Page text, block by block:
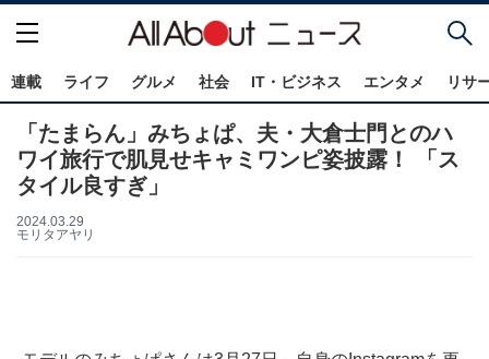
連載 ライフ グルメ 社会 IT・ビジネス エンタメ リサ
「たまらん」みちょぱ、夫・大倉士門とのハ
ワイ旅行で肌見せキャミワンピ姿披露！ 「ス
タイル良すぎ」
2024.03.29
モリタアヤリ